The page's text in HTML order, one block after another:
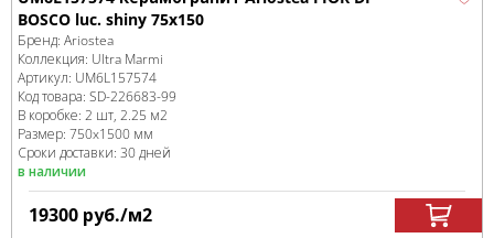
BOSCO luc. shiny 75x150
Бренд: Ariostea
Коллекция: Ultra Marmi
Артикул: UM6L157574
Код товара: SD-226683-99
В коробке: 2 шт, 2.25 м2
Размер: 750x1500 мм
Сроки доставки: 30 дней
в наличии
19300 руб./м2